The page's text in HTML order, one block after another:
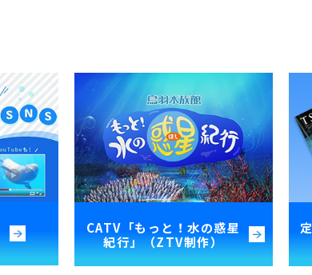
CATV「もっと！水の惑星
紀行」（ZTV制作）